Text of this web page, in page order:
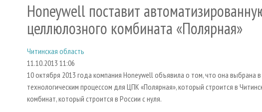
Honeywell поставит
целлюлозного комбината «Полярная»
Читинская область
11.10.2013 11:06
10 октября 2013 года компания Honeywell объявила о том, что она выбрана
технологическим процессом для ЦПК «Полярная», который строится в
комбинат, который строится в России с нуля.